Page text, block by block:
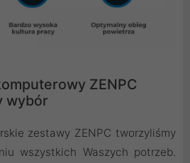
ZENPC
wybór
zestawy ZENPC tworzyliśmy
wszystkich Waszych potrzeb.